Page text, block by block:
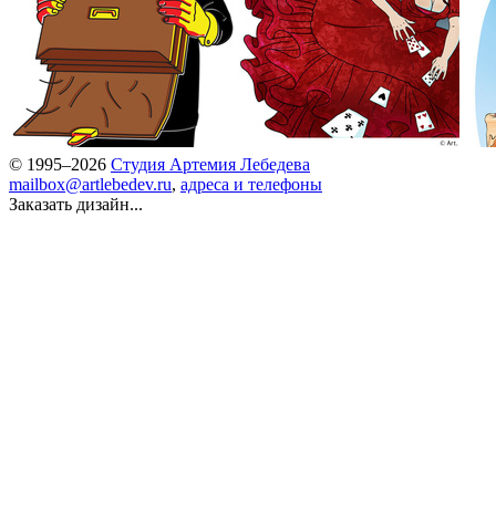
© 1995–2026 Студия Артемия Лебедева
mailbox@artlebedev.ru, адреса и телефоны
Заказать дизайн...